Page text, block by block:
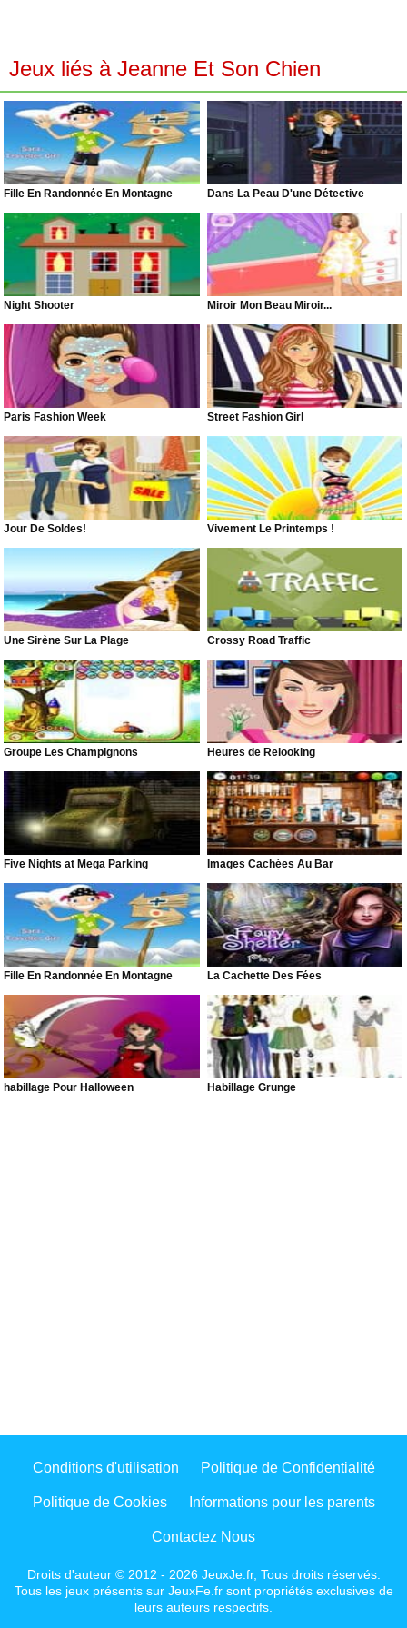
Jeux liés à Jeanne Et Son Chien
Fille En Randonnée En Montagne Dans La Peau D'une Détective
Night Shooter Miroir Mon Beau Miroir...
Paris Fashion Week Street Fashion Girl
Jour De Soldes! Vivement Le Printemps !
Une Sirène Sur La Plage Crossy Road Traffic
Groupe Les Champignons Heures de Relooking
Five Nights at Mega Parking Images Cachées Au Bar
Fille En Randonnée En Montagne La Cachette Des Fées
habillage Pour Halloween Habillage Grunge
Conditions d'utilisation Politique de Confidentialité
Politique de Cookies Informations pour les parents
Contactez Nous
Droits d'auteur © 2012 - 2026 JeuxJe.fr, Tous droits réservés.
Tous les jeux présents sur JeuxFe.fr sont propriétés exclusives de
leurs auteurs respectifs.